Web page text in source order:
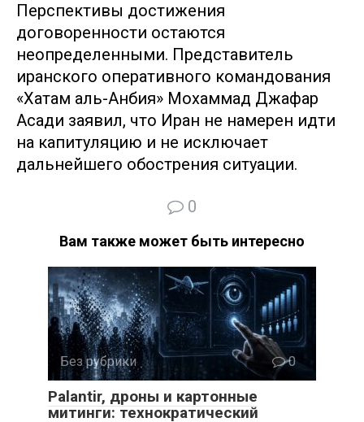
Перспективы достижения
договоренности остаются
неопределенными. Представитель
иранского оперативного командования
«Хатам аль-Анбия» Мохаммад Джафар
Асади заявил, что Иран не намерен идти
на капитуляцию и не исключает
дальнейшего обострения ситуации.
0
Вам также может быть интересно
Без рубрики 0
Palantir, дроны и картонные
митинги: технократический